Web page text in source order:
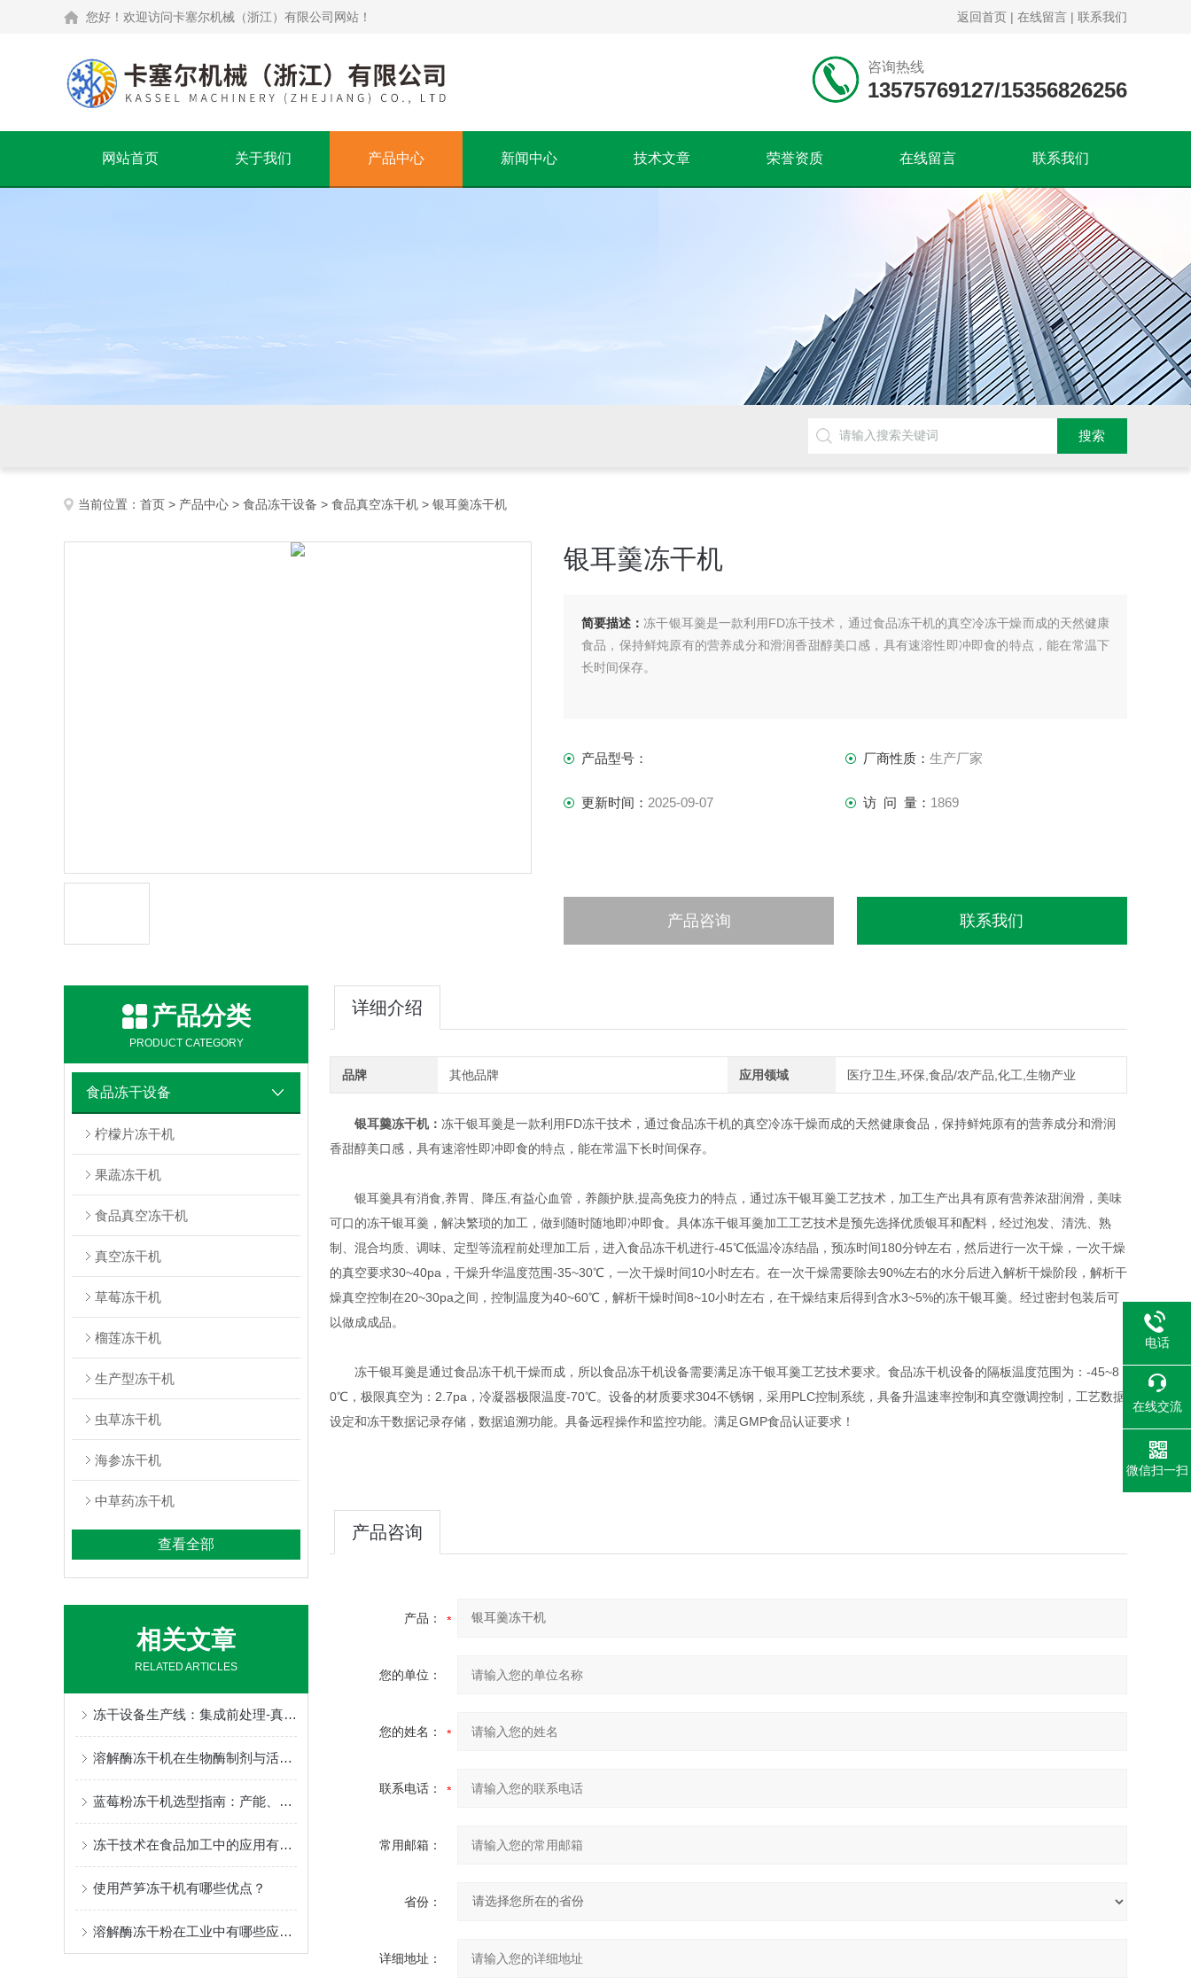
您好！欢迎访问卡塞尔机械（浙江）有限公司网站！ 返回首页 | 在线留言 | 联系我们
咨询热线
13575769127/15356826256
网站首页 关于我们 产品中心 新闻中心 技术文章 荣誉资质 在线留言 联系我们
当前位置： 首页 > 产品中心 > 食品冻干设备 > 食品真空冻干机 > 银耳羹冻干机
银耳羹冻干机
简要描述：冻干银耳羹是一款利用FD冻干技术，通过食品冻干机的真空冷冻干燥而成的天然健康
食品，保持鲜炖原有的营养成分和滑润香甜醇美口感，具有速溶性即冲即食的特点，能在常温下
长时间保存。
产品型号： 厂商性质： 生产厂家
更新时间： 2025-09-07 访 问 量： 1869
产品咨询 联系我们
产品分类
PRODUCT CATEGORY
食品冻干设备
柠檬片冻干机
果蔬冻干机
食品真空冻干机
真空冻干机
草莓冻干机
榴莲冻干机
生产型冻干机
虫草冻干机
海参冻干机
中草药冻干机
查看全部
相关文章
RELATED ARTICLES
冻干设备生产线：集成前处理-真空冻干-后包装的全流程方案
溶解酶冻干机在生物酶制剂与活性产物干燥中的关键应用
蓝莓粉冻干机选型指南：产能、能耗与品质的综合考量
冻干技术在食品加工中的应用有哪些？
使用芦笋冻干机有哪些优点？
溶解酶冻干粉在工业中有哪些应用？
详细介绍
品牌 其他品牌 应用领域 医疗卫生,环保,食品/农产品,化工,生物产业
银耳羹冻干机： 冻干银耳羹是一款利用FD冻干技术，通过食品冻干机的真空冷冻干燥而成的天然健康食品，保持鲜炖原有的营养成分和滑润
香甜醇美口感，具有速溶性即冲即食的特点，能在常温下长时间保存。
银耳羹具有消食,养胃、降压,有益心血管，养颜护肤,提高免疫力的特点，通过冻干银耳羹工艺技术，加工生产出具有原有营养浓甜润滑，美味
可口的冻干银耳羹，解决繁琐的加工，做到随时随地即冲即食。具体冻干银耳羹加工工艺技术是预先选择优质银耳和配料，经过泡发、清洗、熟
制、混合均质、调味、定型等流程前处理加工后，进入食品冻干机进行-45℃低温冷冻结晶，预冻时间180分钟左右，然后进行一次干燥，一次干燥
的真空要求30~40pa，干燥升华温度范围-35~30℃，一次干燥时间10小时左右。在一次干燥需要除去90%左右的水分后进入解析干燥阶段，解析干
燥真空控制在20~30pa之间，控制温度为40~60℃，解析干燥时间8~10小时左右，在干燥结束后得到含水3~5%的冻干银耳羹。经过密封包装后可
以做成成品。
冻干银耳羹是通过食品冻干机干燥而成，所以食品冻干机设备需要满足冻干银耳羹工艺技术要求。食品冻干机设备的隔板温度范围为：-45~8
0℃，极限真空为：2.7pa，冷凝器极限温度-70℃。设备的材质要求304不锈钢，采用PLC控制系统，具备升温速率控制和真空微调控制，工艺数据
设定和冻干数据记录存储，数据追溯功能。具备远程操作和监控功能。满足GMP食品认证要求！
产品咨询
产品：
您的单位：
您的姓名：
联系电话：
常用邮箱：
省份：
详细地址：
电话
在线交流
微信扫一扫